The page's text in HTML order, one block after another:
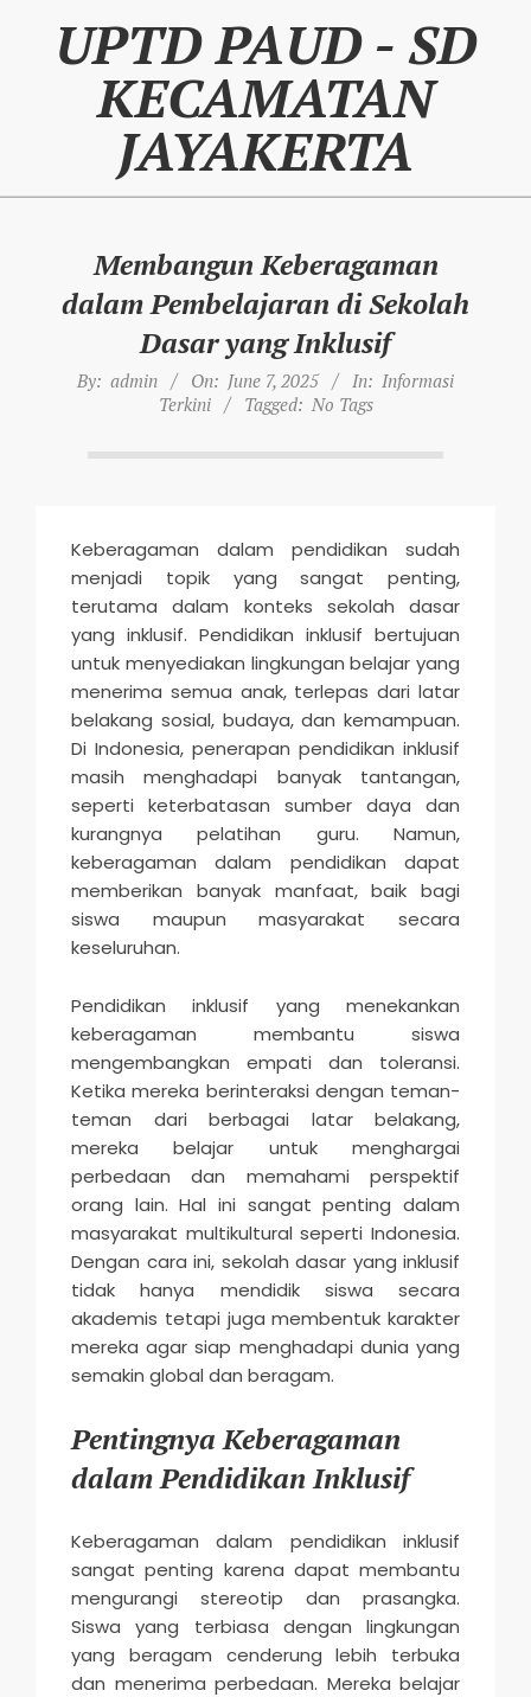
contentUPTD PAUD - SD
KECAMATAN
JAYAKERTA
Membangun Keberagaman
dalam Pembelajaran di Sekolah
Dasar yang Inklusif
By: admin On: June 7, 2025 In: Informasi
Terkini
Tagged: No Tags
Keberagaman dalam pendidikan sudah
menjadi topik yang sangat penting,
terutama dalam konteks sekolah dasar
yang inklusif. Pendidikan inklusif bertujuan
untuk menyediakan lingkungan belajar yang
menerima semua anak, terlepas dari latar
belakang sosial, budaya, dan kemampuan.
Di Indonesia, penerapan pendidikan inklusif
masih menghadapi banyak tantangan,
seperti keterbatasan sumber daya dan
kurangnya pelatihan guru. Namun,
keberagaman dalam pendidikan dapat
memberikan banyak manfaat, baik bagi
siswa maupun masyarakat secara
keseluruhan.
Pendidikan inklusif yang menekankan
keberagaman membantu siswa
mengembangkan empati dan toleransi.
Ketika mereka berinteraksi dengan teman-
teman dari berbagai latar belakang,
mereka belajar untuk menghargai
perbedaan dan memahami perspektif
orang lain. Hal ini sangat penting dalam
masyarakat multikultural seperti Indonesia.
Dengan cara ini, sekolah dasar yang inklusif
tidak hanya mendidik siswa secara
akademis tetapi juga membentuk karakter
mereka agar siap menghadapi dunia yang
semakin global dan beragam.
Pentingnya Keberagaman
dalam Pendidikan Inklusif
Keberagaman dalam pendidikan inklusif
sangat penting karena dapat membantu
mengurangi stereotip dan prasangka.
Siswa yang terbiasa dengan lingkungan
yang beragam cenderung lebih terbuka
dan menerima perbedaan. Mereka belajar